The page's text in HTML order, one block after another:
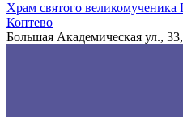
Храм святого великомученика
Коптево
Большая Академическая ул.,